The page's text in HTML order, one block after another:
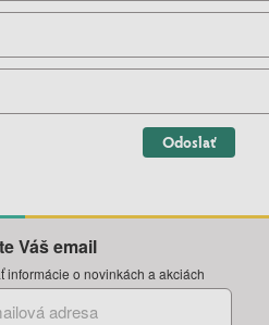
Odoslať
Váš email
informácie o novinkách a akciách